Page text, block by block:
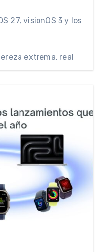
27, visionOS 3 y los
extrema, real